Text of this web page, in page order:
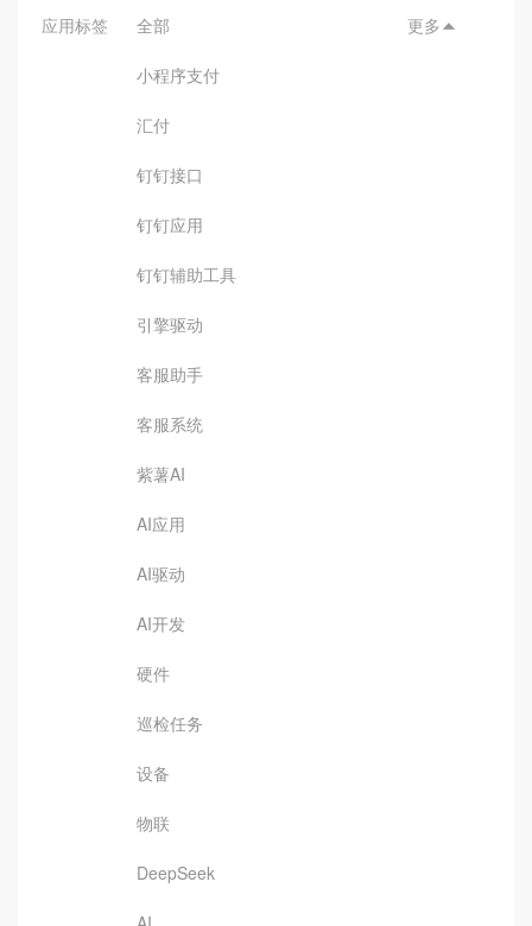
应用标签 全部
小程序支付
汇付
钉钉接口
钉钉应用
钉钉辅助工具
引擎驱动
客服助手
客服系统
紫薯AI
AI应用
AI驱动
AI开发
硬件
巡检任务
设备
物联
DeepSeek
更多 